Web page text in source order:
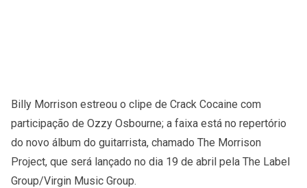
Billy Morrison estreou o clipe de Crack Cocaine com
participação de Ozzy Osbourne; a faixa está no repertório
do novo álbum do guitarrista, chamado The Morrison
Project, que será lançado no dia 19 de abril pela The Label
Group/Virgin Music Group.